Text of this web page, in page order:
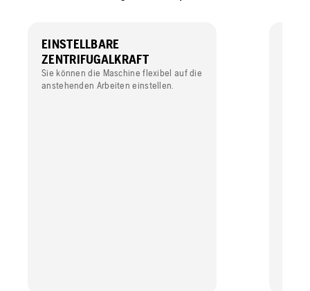
EINSTELLBARE
ZENTRIFUGALKRAFT
Sie können die Maschine flexibel auf die
anstehenden Arbeiten einstellen.